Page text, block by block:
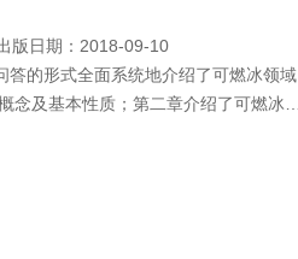
版日期：2018-09-10
的形式全面系统地介绍了可燃冰领域
及基本性质；第二章介绍了可燃冰的
进展；第三章讲述了可燃冰的人工合